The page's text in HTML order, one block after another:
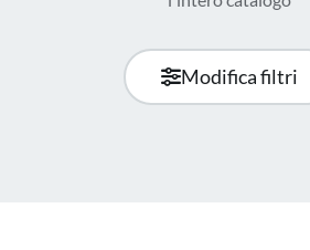
Modifica filtri